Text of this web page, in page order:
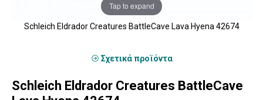
Tap to expand
Schleich Eldrador Creatures BattleCave Lava Hyena 42674
Σχετικά προϊόντα
Schleich Eldrador Creatures BattleCave